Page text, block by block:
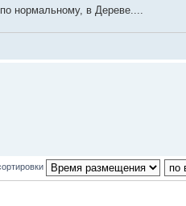
нормальному, в Дереве....